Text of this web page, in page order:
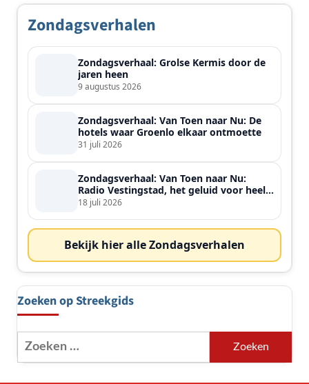
Zondagsverhalen
Zondagsverhaal: Grolse Kermis door de
jaren heen
9 augustus 2026
Zondagsverhaal: Van Toen naar Nu: De
hotels waar Groenlo elkaar ontmoette
31 juli 2026
Zondagsverhaal: Van Toen naar Nu:
Radio Vestingstad, het geluid voor heel
de streek
18 juli 2026
Bekijk hier alle Zondagsverhalen
Zoeken op Streekgids
Zoeken
naar: